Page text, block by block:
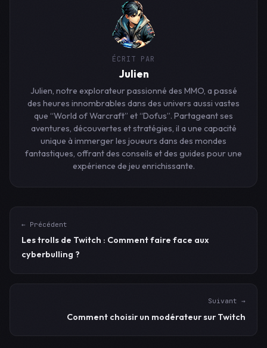
ÉCRIT PAR
Julien
Julien, notre explorateur passionné des MMO, a passé
des heures innombrables dans des univers aussi vastes
que “World of Warcraft” et “Dofus”. Partageant ses
aventures, découvertes et stratégies, il a une capacité
unique à immerger les joueurs dans des mondes
fantastiques, offrant des conseils et des guides pour une
expérience de jeu enrichissante.
← Précédent
Les trolls de Twitch : Comment faire face aux
cyberbulling ?
Suivant →
Comment choisir un modérateur sur Twitch